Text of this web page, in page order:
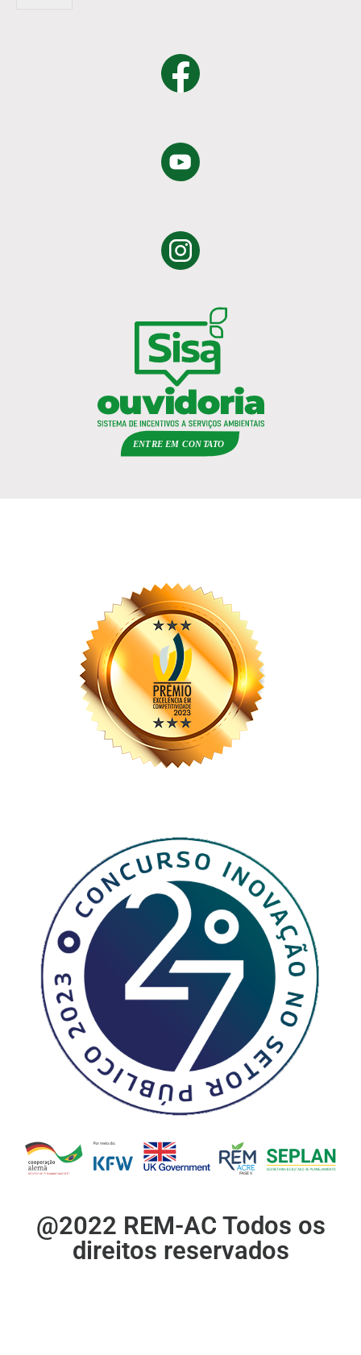
ENTRE EM CONTATO
@2022 REM-AC Todos os
direitos reservados